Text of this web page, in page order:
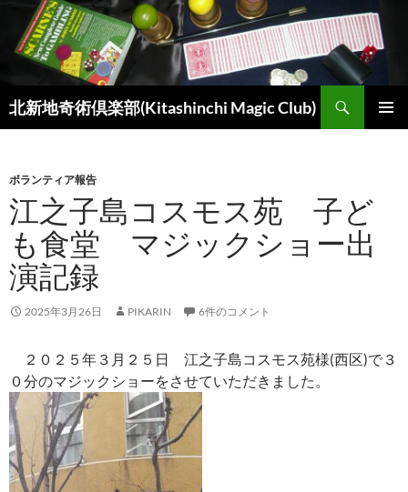
へ
ッ
プ
北新地奇術倶楽部(Kitashinchi Magic Club)
検
索
ボランティア報告
江之子島コスモス苑 子ど
も食堂 マジックショー出
演記録
2025年3月26日 PIKARIN 6件のコメント
２０２５年３月２５日 江之子島コスモス苑様(西区)で３
０分のマジックショーをさせていただきました。